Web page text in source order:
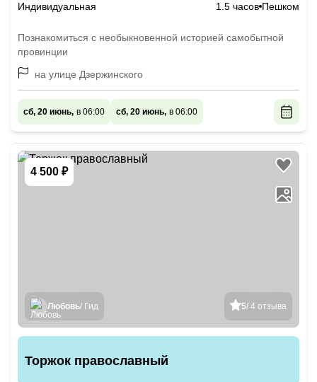
Индивидуальная 1.5 часов Пешком
Познакомиться с необыкновенной историей самобытной
провинции
на улице Дзержинского
сб, 20 июнь, в 06:00 сб, 20 июнь, в 06:00
4 500 ₽
5/ 4 отзыва
Любовь/ Гид
Торжок православный